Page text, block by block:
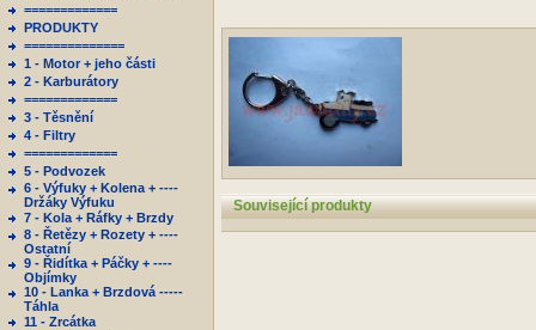
=============
PRODUKTY
==============
1 - Motor + jeho části
2 - Karburátory
=============
3 - Těsnění
4 - Filtry
=============
5 - Podvozek
6 - Výfuky + Kolena + ----
Držáky Výfuku
7 - Kola + Ráfky + Brzdy
8 - Řetězy + Rozety + ----
Ostatní
9 - Řidítka + Páčky + ----
Objímky
10 - Lanka + Brzdová -----
Táhla
11 - Zrcátka
Související produkty